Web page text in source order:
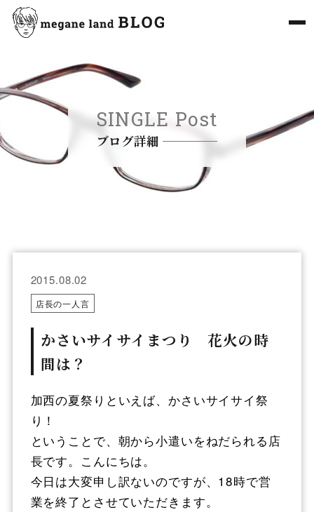
SINGLE Post
ブログ詳細
2015.08.02
店長の一人言
かさいサイサイまつり 花火の時
間は？
加西の夏祭りといえば、かさいサイサイ祭
り！
ということで、朝から小遣いをねだられる店
長です。こんにちは。
今日は大変申し訳ないのですが、18時で営
業を終了とさせていただきます。